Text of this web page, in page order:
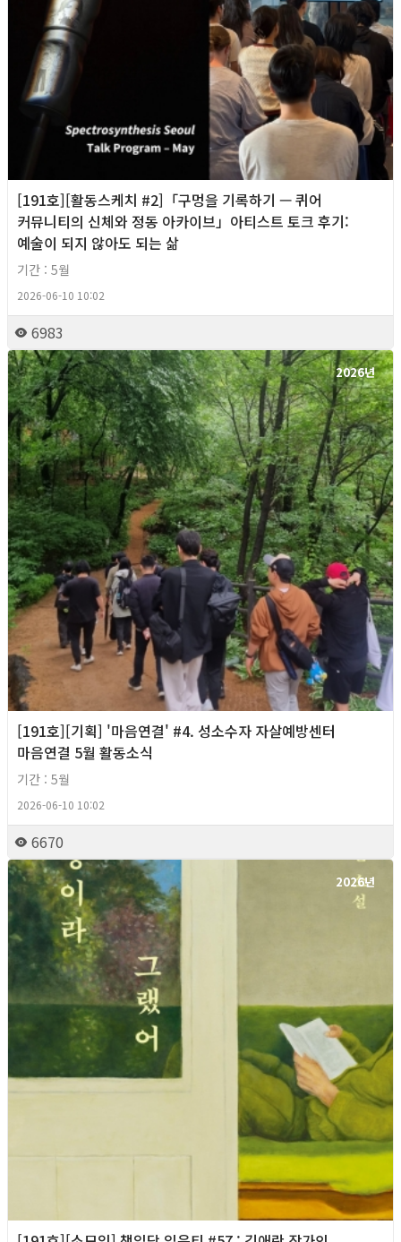
[191호][활동스케치 #2]「구멍을 기록하기 — 퀴어
커뮤니티의 신체와 정동 아카이브」아티스트 토크 후기:
예술이 되지 않아도 되는 삶
기간 : 5월
2026-06-10 10:02
6983
2026년
[191호][기획] '마음연결' #4. 성소수자 자살예방센터
마음연결 5월 활동소식
기간 : 5월
2026-06-10 10:02
6670
2026년